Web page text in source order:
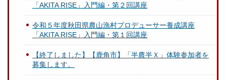
「AKITA RISE」入門編・第２回講座
令和５年度秋田県農山漁村プロデューサー養成講座
「AKITA RISE」入門編・第１回講座
【終了しました】【鹿角市】「半農半Ｘ」体験参加者を
募集します。